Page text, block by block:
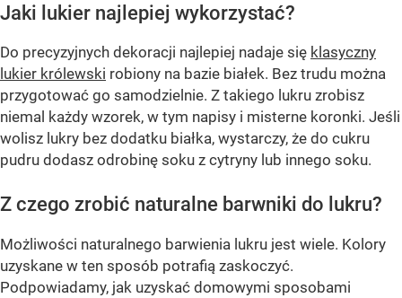
Jaki lukier najlepiej wykorzystać?
Do precyzyjnych dekoracji najlepiej nadaje się klasyczny
lukier królewski robiony na bazie białek. Bez trudu można
przygotować go samodzielnie. Z takiego lukru zrobisz
niemal każdy wzorek, w tym napisy i misterne koronki. Jeśli
wolisz lukry bez dodatku białka, wystarczy, że do cukru
pudru dodasz odrobinę soku z cytryny lub innego soku.
Z czego zrobić naturalne barwniki do lukru?
Możliwości naturalnego barwienia lukru jest wiele. Kolory
uzyskane w ten sposób potrafią zaskoczyć.
Podpowiadamy, jak uzyskać domowymi sposobami